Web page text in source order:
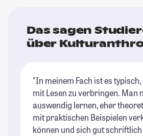
Das sagen
über
"In meinem Fach ist es
mit Lesen zu verbringen. Man
auswendig lernen, eher
mit praktischen Beispielen
können und sich gut